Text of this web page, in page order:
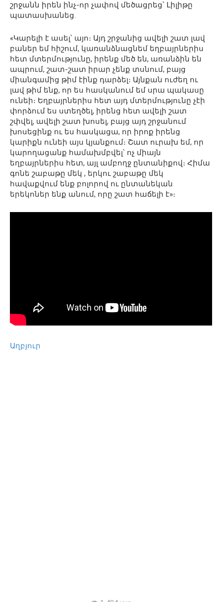
շրջանն իրեն ինչ-որ չափով մեծացրեց՝ Լիլիթը
պատասխանեց.
«Կարելի է ասել՝ այո։ Այդ շրջանից ավելի շատ լավ
բաներ եմ հիշում, կառանձնացնեմ եղբայրներիս
հետ մտերմությունը, իրենք մեծ են, առանձին են
ապրում, շատ-շատ իրար չենք տսնում, բայց
միանգամից թիմ էինք դարձել։ Այնքան ուժեղ ու
լավ թիմ ենք, որ ես հասկանում եմ սրա պակասը
ունեի։ Եղբայրներիս հետ այդ մտերմությունը չէի
փորձում ես ստեղծել, իրենց հետ ավելի շատ
շփվել, ավելի շատ խոսել, բայց այդ շրջանում
խոսեցինք ու ես հասկացա, որ իրոք իրենց
կարիքն ունեի այս կյանքում։ Շատ ուրախ եմ, որ
կարողացանք համախմբվել՝ ոչ միայն
եղբայրներիս հետ, այլ ամբողջ ընտանիքով։ Հիմա
գոնե շաբաթը մեկ , երկու շաբաթը մեկ
հավաքվում ենք բոլորով ու ընտանեկան
երեկոներ ենք անում, որը շատ հաճելի է»։
Աղբյուր